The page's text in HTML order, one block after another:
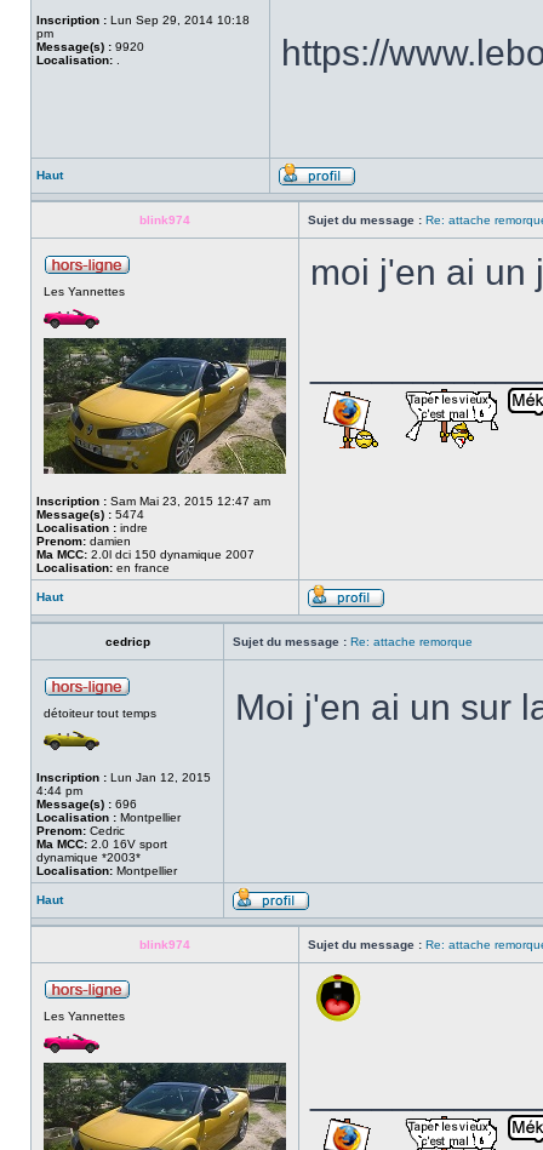
Inscription : Lun Sep 29, 2014 10:18
pm
Message(s) : 9920
Localisation:
https://
Haut
blink974 Sujet du message : Re: attache
Les Yannettes
Inscription : Sam Mai 23, 2015 12:47 am
Message(s) : 5474
Localisation : indre
Prenom: damien
Ma MCC: 2.0l dci 150 dynamique 2007
Localisation: en france
moi j'en ai un
Haut
cedricp Sujet du message : Re: attache remorque
détoiteur tout temps
Inscription : Lun Jan 12, 2015
4:44 pm
Message(s) : 696
Localisation : Montpellier
Prenom: Cedric
Ma MCC: 2.0 16V sport
dynamique *2003*
Localisation: Montpellier
Moi j'en ai un sur
Haut
blink974 Sujet du message : Re: attache
Les Yannettes